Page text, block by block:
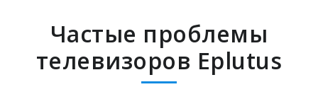
Частые проблемы
телевизоров Eplutus